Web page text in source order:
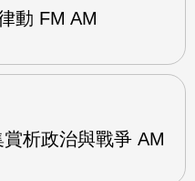
動 FM AM
析政治與戰爭 AM